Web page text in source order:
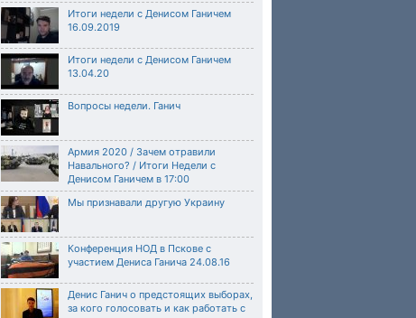
Итоги недели с Денисом Ганичем
16.09.2019
Итоги недели с Денисом Ганичем
13.04.20
Вопросы недели. Ганич
Армия 2020 / Зачем отравили
Навального? / Итоги Недели с
Денисом Ганичем в 17:00
Мы признавали другую Украину
Конференция НОД в Пскове с
участием Дениса Ганича 24.08.16
Денис Ганич о предстоящих выборах,
за кого голосовать и как работать с